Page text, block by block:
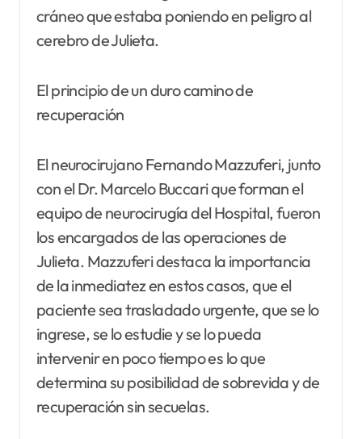
cráneo que estaba poniendo en peligro al
cerebro de Julieta.
El principio de un duro camino de
recuperación
El neurocirujano Fernando Mazzuferi, junto
con el Dr. Marcelo Buccari que forman el
equipo de neurocirugía del Hospital, fueron
los encargados de las operaciones de
Julieta. Mazzuferi destaca la importancia
de la inmediatez en estos casos, que el
paciente sea trasladado urgente, que se lo
ingrese, se lo estudie y se lo pueda
intervenir en poco tiempo es lo que
determina su posibilidad de sobrevida y de
recuperación sin secuelas.